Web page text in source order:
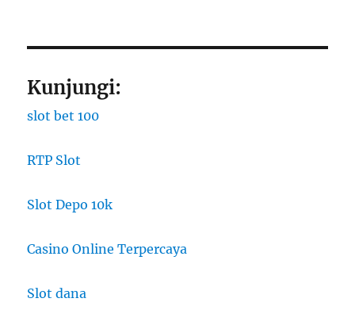
Kunjungi:
slot bet 100
RTP Slot
Slot Depo 10k
Casino Online Terpercaya
Slot dana